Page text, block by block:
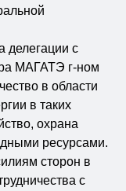
делегации с
МАГАТЭ г-ном
в области
в таких
охрана
ресурсами.
сторон в
с